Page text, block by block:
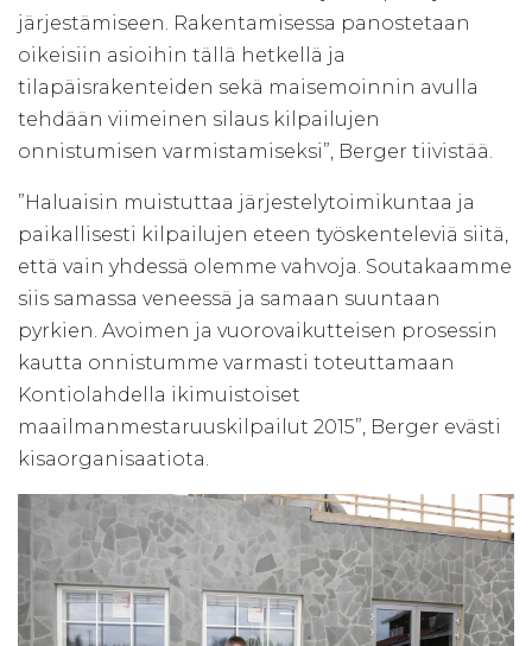
järjestämiseen. Rakentamisessa panostetaan
oikeisiin asioihin tällä hetkellä ja
tilapäisrakenteiden sekä maisemoinnin avulla
tehdään viimeinen silaus kilpailujen
onnistumisen varmistamiseksi”, Berger tiivistää.
”Haluaisin muistuttaa järjestelytoimikuntaa ja
paikallisesti kilpailujen eteen työskenteleviä siitä,
että vain yhdessä olemme vahvoja. Soutakaamme
siis samassa veneessä ja samaan suuntaan
pyrkien. Avoimen ja vuorovaikutteisen prosessin
kautta onnistumme varmasti toteuttamaan
Kontiolahdella ikimuistoiset
maailmanmestaruuskilpailut 2015”, Berger evästi
kisaorganisaatiota.